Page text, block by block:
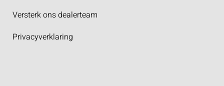
Versterk ons dealerteam
Privacyverklaring